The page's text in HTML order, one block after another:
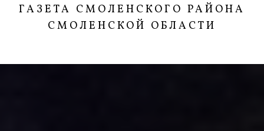
ГАЗЕТА СМОЛЕНСКОГО РАЙОНА
СМОЛЕНСКОЙ ОБЛАСТИ